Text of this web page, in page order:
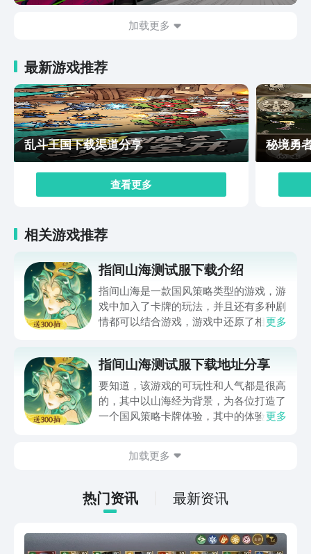
加载更多
最新游戏推荐
乱斗王国下载渠道分享
查看更多
秘境勇
相关游戏推荐
指间山海测试服下载介绍
指间山海是一款国风策略类型的游戏，游
戏中加入了卡牌的玩法，并且还有多种剧
情都可以结合游戏，游戏中还原了相关的
戏中也拥有许多的人物。国风立绘还有一
些探索的机制都可以来体验整体的画面，
都非常的惊喜，在游戏中也拥有许多的福
利可以来获得，体验精彩的养成玩法。
更多
指间山海测试服下载地址分享
要知道，该游戏的可玩性和人气都是很高
的，其中以山海经为背景，为各位打造了
一个国风策略卡牌体验，其中的体验元素
山海测试服下载，若是想要去快速的进入
供帮助，感兴趣就来看看吧。
更多
加载更多
热门资讯 最新资讯